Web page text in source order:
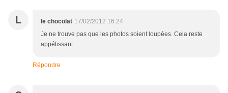
L le chocolat 17/02/2012 16:24
Je ne trouve pas que les photos soient loupées. Cela reste
appétissant.
Répondre